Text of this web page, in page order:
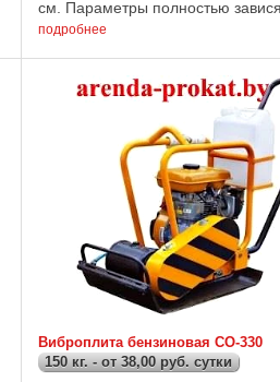
см. Параметры полностью
поверхности, которую вы
подробнее
Виброплита бензиновая СО-330
150 кг. - от 38,00 руб. сутки